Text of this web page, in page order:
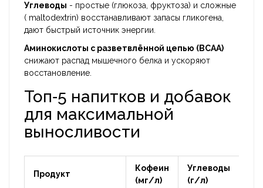
Углеводы - простые (глюкоза, фруктоза) и сложные
( maltodextrin) восстанавливают запасы гликогена,
дают быстрый источник энергии.
Аминокислоты с разветвлённой цепью (BCAA)
снижают распад мышечного белка и ускоряют
восстановление.
Топ‑5 напитков и добавок
для максимальной
выносливости
Продукт
Кофеин
(мг/л)
Углеводы
(г/л)